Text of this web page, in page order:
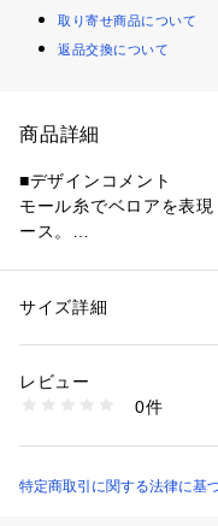
取り寄せ商品について
返品交換について
商品詳細
■デザインコメント
モール糸でベロアを表
ース。
スキッパーデザインの
【仕様変更箇所】
性別：レディース
素材：[アウター]ポリエス
生産国：中国製
1099600001195
サイズ詳細
レビュー
0件
特定商取引に関する法律に基